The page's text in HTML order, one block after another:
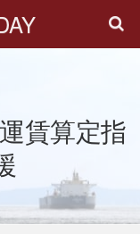
賃算定指